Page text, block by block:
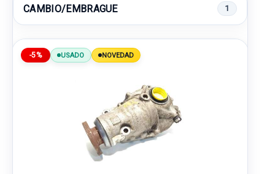
CAMBIO/EMBRAGUE 1
-5% USADO NOVEDAD